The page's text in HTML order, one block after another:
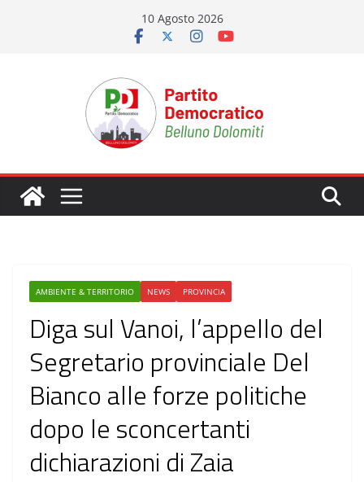
10 Agosto 2026
AMBIENTE & TERRITORIO NEWS PROVINCIA
Diga sul Vanoi, l’appello del
Segretario provinciale Del
Bianco alle forze politiche
dopo le sconcertanti
dichiarazioni di Zaia